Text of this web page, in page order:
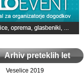
Arhiv preteklih let
Veselice 2019